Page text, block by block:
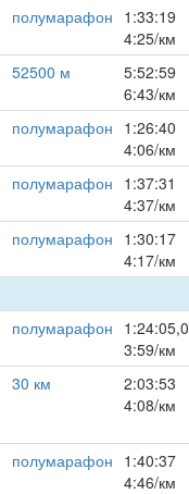
полумарафон 1:33:19
4:25/км
52500 м
5:52:59
6:43/км
полумарафон 1:26:40
4:06/км
полумарафон 1:37:31
4:37/км
полумарафон 1:30:17
4:17/км
полумарафон 1:24:05,0
3:59/км
30 км
2:03:53
4:08/км
полумарафон 1:40:37
4:46/км